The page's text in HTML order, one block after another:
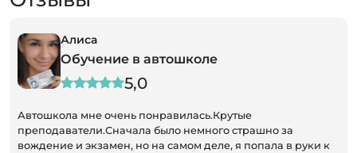
Алиса
Обучение в автошколе
5,0
Автошкола мне очень понравилась.Крутые
преподаватели.Сначала было немного страшно за
вождение и экзамен, но на самом деле, я попала в руки к